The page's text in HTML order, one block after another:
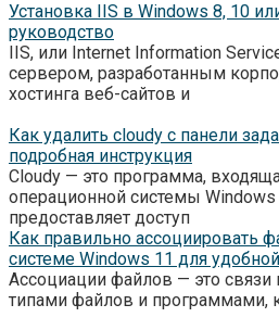
Установка IIS в Windows 8, 10
руководство
IIS, или Internet Information
сервером, разработанным
хостинга веб-сайтов и
Как удалить cloudy с панели
подробная инструкция
Cloudy — это программа,
операционной системы Windows
предоставляет доступ
Как правильно ассоциировать
системе Windows 11 для
Ассоциации файлов — это
типами файлов и программами,